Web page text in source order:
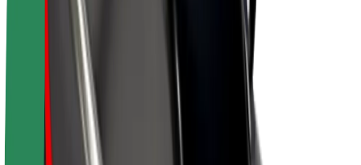
Ingresos de repartidor
Comercios de Bolt Food
Flotas
Franquicias
Empresa
Trabaja con nosotros